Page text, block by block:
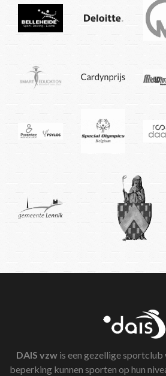
DAIS vzw is een gezellige sportclub
beperking kunnen sporten op hun